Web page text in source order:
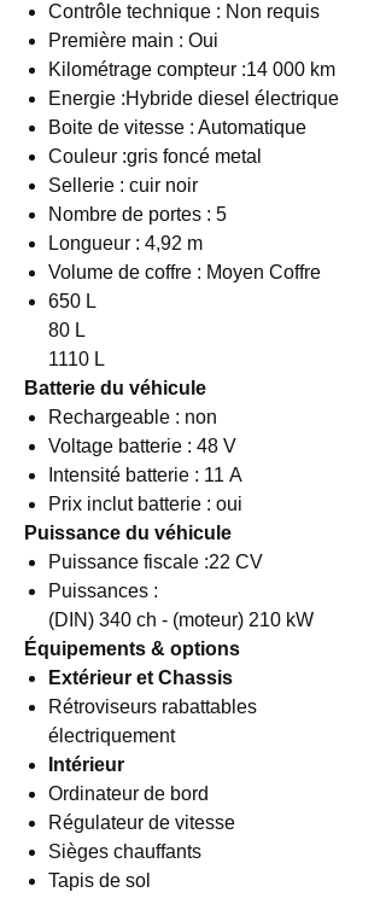
Contrôle technique : Non requis
Première main : Oui
Kilométrage compteur :14 000 km
Energie :Hybride diesel électrique
Boite de vitesse : Automatique
Couleur :gris foncé metal
Sellerie : cuir noir
Nombre de portes : 5
Longueur : 4,92 m
Volume de coffre : Moyen Coffre
650 L
80 L
1110 L
Batterie du véhicule
Rechargeable : non
Voltage batterie : 48 V
Intensité batterie : 11 A
Prix inclut batterie : oui
Puissance du véhicule
Puissance fiscale :22 CV
Puissances :
(DIN) 340 ch - (moteur) 210 kW
Équipements & options
Extérieur et Chassis
Rétroviseurs rabattables
électriquement
Intérieur
Ordinateur de bord
Régulateur de vitesse
Sièges chauffants
Tapis de sol